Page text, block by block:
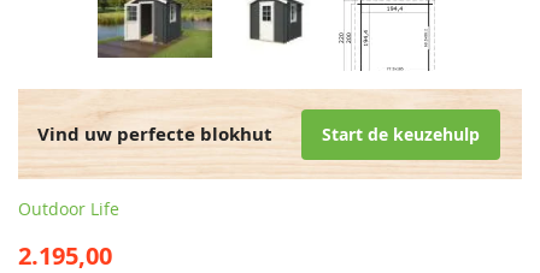
Vind uw perfecte blokhut Start de keuzehulp
Outdoor Life
2.195,00